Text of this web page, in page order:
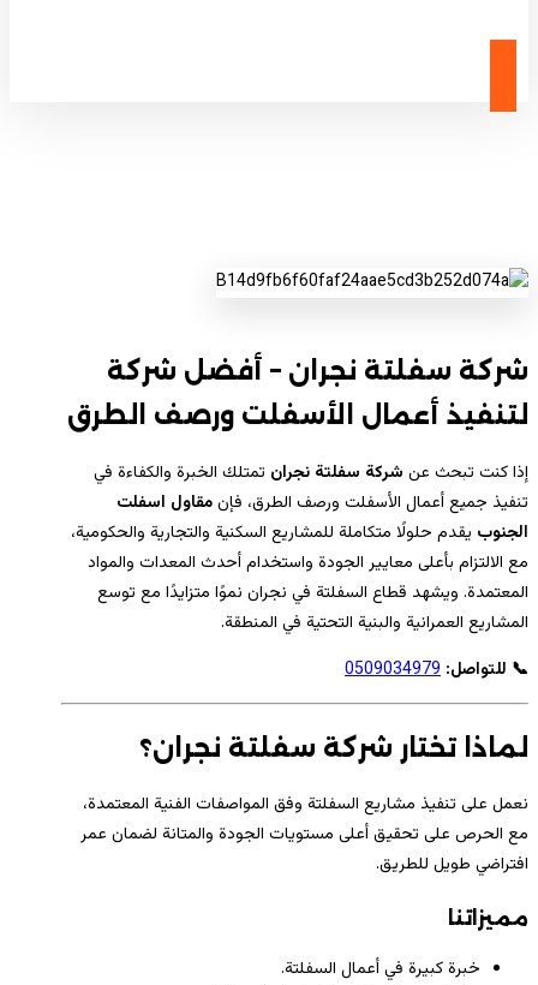
شركة سفلتة نجران – أفضل شركة
لتنفيذ أعمال الأسفلت ورصف الطرق
إذا كنت تبحث عن شركة سفلتة نجران تمتلك الخبرة والكفاءة في
تنفيذ جميع أعمال الأسفلت ورصف الطرق، فإنمقاول اسفلت
الجنوب يقدم حلولًا متكاملة للمشاريع السكنية والتجارية والحكومية،
مع الالتزام بأعلى معايير الجودة واستخدام أحدث المعدات والمواد
المعتمدة. ويشهد قطاع السفلتة في نجران نموًا متزايدًا مع توسع
المشاريع العمرانية والبنية التحتية في المنطقة.
📞 للتواصل: 0509034979
لماذا تختار شركة سفلتة نجران؟
نعمل على تنفيذ مشاريع السفلتة وفق المواصفات الفنية المعتمدة،
مع الحرص على تحقيق أعلى مستويات الجودة والمتانة لضمان عمر
افتراضي طويل للطريق.
مميزاتنا
خبرة كبيرة في أعمال السفلتة.